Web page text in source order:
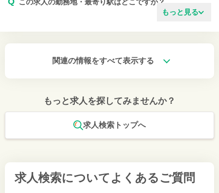
この求人の勤務地・最寄り駅はどこですか？
もっと見る
関連の情報をすべて表示する
もっと求人を探してみませんか？
求人検索トップへ
求人検索について よくあるご質問